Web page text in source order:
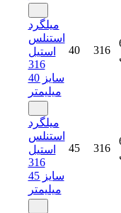
میلگرد
استنلس
استیل
316
سایز 40
میلیمتر
40 316
میلگرد
استنلس
استیل
316
سایز 45
میلیمتر
45 316